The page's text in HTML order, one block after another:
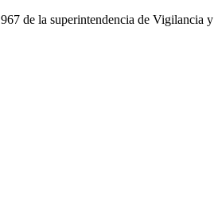
de la superintendencia de Vigilancia